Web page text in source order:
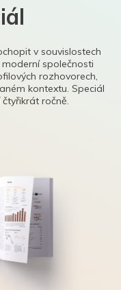
v souvislostech
společnosti
rozhovorech,
kontextu. Speciál
ročně.